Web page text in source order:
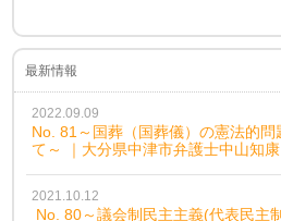
最新情報
2022.09.09
No. 81～国葬（国葬儀）の憲法的問
て～ ｜大分県中津市弁護士中山知康
2021.10.12
No. 80～議会制民主主義(代表民主